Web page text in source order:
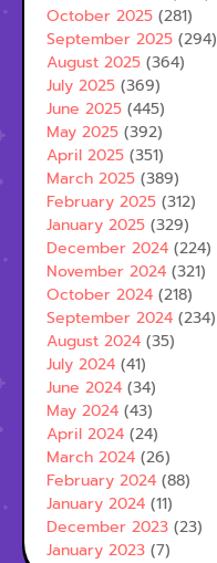
October 2025 (281)
September 2025 (294)
August 2025 (364)
July 2025 (369)
June 2025 (445)
May 2025 (392)
April 2025 (351)
March 2025 (389)
February 2025 (312)
January 2025 (329)
December 2024 (224)
November 2024 (321)
October 2024 (218)
September 2024 (234)
August 2024 (35)
July 2024 (41)
June 2024 (34)
May 2024 (43)
April 2024 (24)
March 2024 (26)
February 2024 (88)
January 2024 (11)
December 2023 (23)
January 2023 (7)